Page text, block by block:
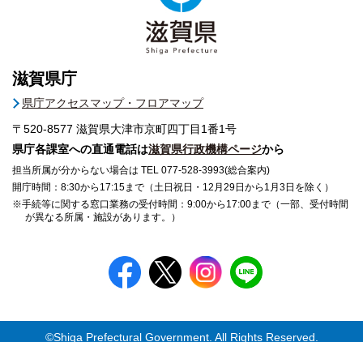
滋賀県庁
県庁アクセスマップ・フロアマップ
〒520-8577 滋賀県大津市京町四丁目1番1号
県庁各課室への直通電話は滋賀県行政機構ページから
担当所属が分からない場合は TEL 077-528-3993(総合案内)
開庁時間：8:30から17:15まで（土日祝日・12月29日から1月3日を除く）
※手続等に関する窓口業務の受付時間：9:00から17:00まで（一部、受付時間
が異なる所属・施設があります。）
©Shiga Prefectural Government. All Rights Reserved.